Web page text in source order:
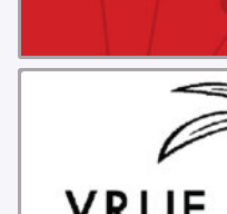
PROBLEMY Z
OTTO
KUNST-